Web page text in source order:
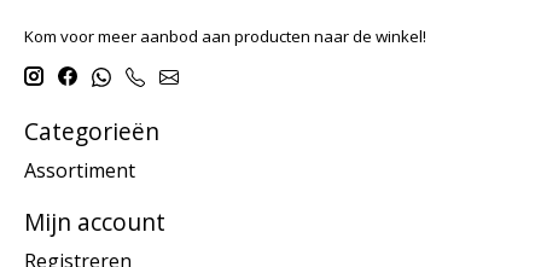
Kom voor meer aanbod aan producten naar de winkel!
Categorieën
Assortiment
Mijn account
Registreren